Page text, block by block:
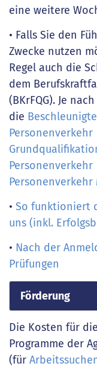
eine weitere
• Falls Sie den
Zwecke nutzen
Regel auch die
dem
(BKrFQG). Je
die
Personenverkehr
Personenverkehr
Personenverkehr
• So funktioniert
uns (inkl.
• Nach der
Prüfungen
Förderung
Die Kosten für
Programme der
(für